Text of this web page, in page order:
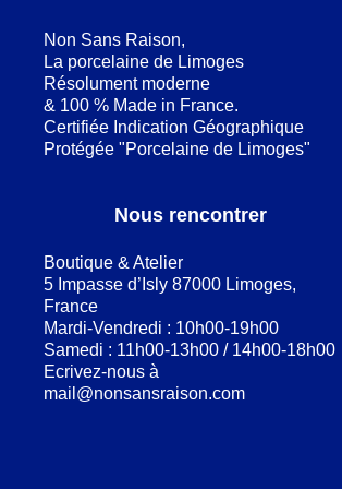
Non Sans Raison,
La porcelaine de Limoges
Résolument moderne
& 100 % Made in France.
Certifiée Indication Géographique
Protégée "Porcelaine de Limoges"
Nous rencontrer
Boutique & Atelier
5 Impasse d’Isly 87000 Limoges,
France
Mardi-Vendredi : 10h00-19h00
Samedi : 11h00-13h00 / 14h00-18h00
Ecrivez-nous à
mail@nonsansraison.com